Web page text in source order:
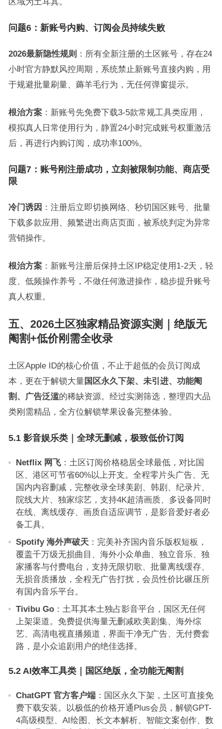
问题6：新账号内购、订阅会员持续失败
2026最新隐性规则 ：所有全新注册的土区账号，存在24
小时官方静默风控周期，系统禁止新账号直接内购，用
于规避批量刷量、薅羊毛行为，无任何弹窗提示。
根治方案：新账号先免费下载3-5款常规工具类应用，
模拟真人日常使用行为，静置24小时完成账号权重激活
后，再进行内购订阅，成功率100%。
问题7：账号刚注册成功，立刻被限制功能、商店受
限
冷门诱因 ：注册后立即切换网络、秒切国区账号、批量
下载多款应用、频繁进出商店页面，被系统判定为异常
营销操作。
根治方案：新账号注册后保持土区IP稳定使用1-2天，轻
度、低频操作养号，不做任何激进操作，稳步提升账号
真人权重。
五、2026土区独家精品资源实测｜绝版无
阉割+低价刚需全收录
土区Apple ID的核心价值，不止于超低的会员订阅成
本，更在于解锁大量国区永久下架、未引进、功能阉
割、广告泛滥的稀缺资源。经过实测筛选，整理四大品
类刚需精品，全方位解锁苹果设备完整体验。
5.1 影音娱乐类｜全球无删减，极致低价订阅
Netflix 网飞：土区订阅价格稳居全球最低，对比国
区、港区可节省60%以上开支。全程零片头广告、无
国内内容删减，完整收录全球美剧、韩剧、纪录片、
院线大片、独家综艺，支持4K超清画质、多设备同时
在线、离线缓存、画质自适应调节，是影音爱好者必
备工具。
Spotify 海外声破天：完美补齐国内音乐版权短板，
覆盖千万级无损曲目、海外小众单曲、独立音乐、独
家播客与付费电台，支持无限切歌、批量离线缓存、
无损音质播放，全程无广告打扰，会员性价比碾压所
有国内音乐平台。
Tivibu Go：土耳其本土独占影音平台，国区无任何
上架渠道。免费提供海量无删减欧美剧集、海外综
艺、高清电视直播频道，界面干净无广告、无付费套
路，是小众追剧用户的绝佳选择。
5.2 AI效率工具类｜国区绝版，全功能无阉割
ChatGPT 官方客户端：国区永久下架，土区可直接免
费下载安装。以极低的价格开通Plus会员，解锁GPT-
4高级模型、AI绘图、长文本解析、智能文案创作、数